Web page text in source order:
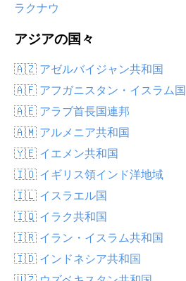
ラクナウ
アジアの国々
🇦🇿 アゼルバイジャン共和国
🇦🇫 アフガニスタン・イスラム国
🇦🇪 アラブ首長国連邦
🇦🇲 アルメニア共和国
🇾🇪 イエメン共和国
🇮🇴 イギリス領インド洋地域
🇮🇱 イスラエル国
🇮🇶 イラク共和国
🇮🇷 イラン・イスラム共和国
🇮🇩 インドネシア共和国